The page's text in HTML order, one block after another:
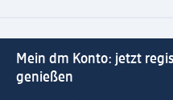
Mein dm Konto: jetzt
genießen